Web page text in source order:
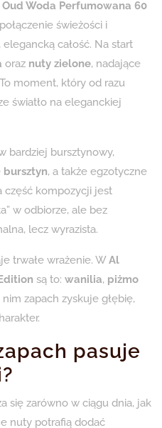
Woda Perfumowana 60
świeżości i
całość. Na start
oraz nuty zielone, nadające
moment, który od razu
światło na eleganckiej
bardziej bursztynowy,
bursztyn, a także egzotyczne
część kompozycji jest
w odbiorze, ale bez
lecz wyrazista.
trwałe wrażenie. WAl
są to: wanilia, piżmo
nim zapach zyskuje głębię,
pasuje
się zarówno w ciągu dnia, jak
nuty potrafią dodać